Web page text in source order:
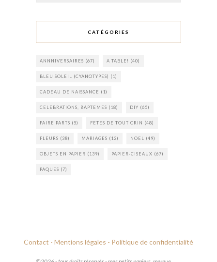
CATÉGORIES
ANNNIVERSAIRES (67) A TABLE! (40)
BLEU SOLEIL (CYANOTYPES) (1)
CADEAU DE NAISSANCE (1)
CELEBRATIONS, BAPTEMES (18) DIY (65)
FAIRE PARTS (5) FETES DE TOUT CRIN (48)
FLEURS (38) MARIAGES (12) NOEL (49)
OBJETS EN PAPIER (139) PAPIER-CISEAUX (67)
PAQUES (7)
Contact - Mentions légales - Politique de confidentialité